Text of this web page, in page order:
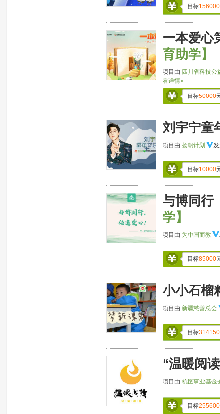
目标
一本爱心
育助学】
项目由 四川省科技公
看详情»
目标50000
刘宇宁童
项目由 扬帆计划
目标10000
与博同行
学】
项目由 为中国而教
目标85000
小小石榴
项目由 新疆慈善总会
目标314150
“温暖阅
项目由 杭图事业基金
目标